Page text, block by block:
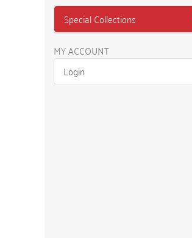
Special Collections
MY ACCOUNT
Login